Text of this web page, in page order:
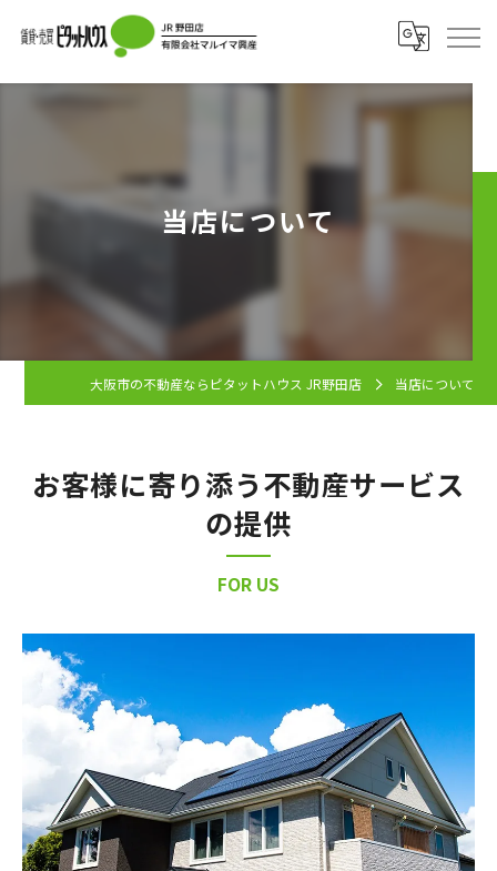
当店について
大阪市の不動産ならピタットハウス JR野田店 当店について
お客様に寄り添う不動産サービス
の提供
FOR US